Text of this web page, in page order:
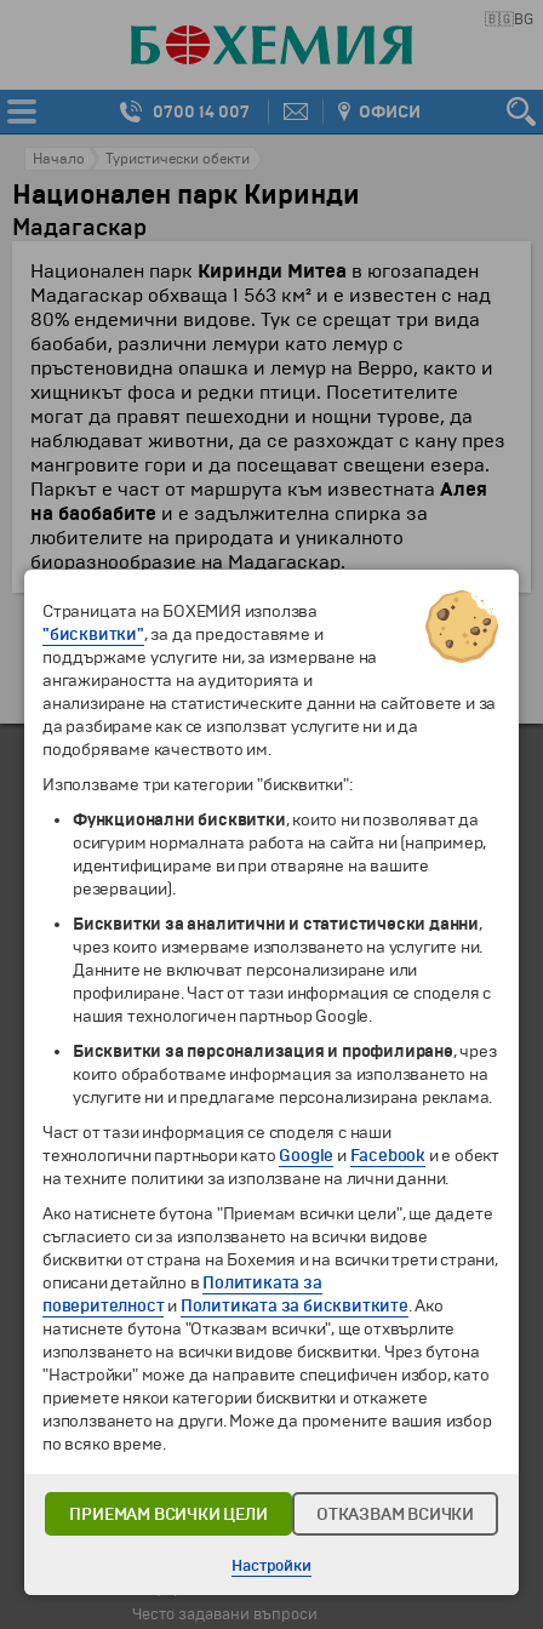
🇧🇬BG
0700 14 007 ОФИСИ
Начало Туристически обекти
Национален парк Киринди
Мадагаскар
Национален парк Киринди Митеа в югозападен
Мадагаскар обхваща 1 563 км² и е известен с над
80% ендемични видове. Тук се срещат три вида
баобаби, различни лемури като лемур с
пръстеновидна опашка и лемур на Верро, както и
хищникът фоса и редки птици. Посетителите
могат да правят пешеходни и нощни турове, да
наблюдават животни, да се разхождат с кану през
мангровите гори и да посещават свещени езера.
Паркът е част от маршрута към известната Алея
на баобабите и е задължителна спирка за
любителите на природата и уникалното
биоразнообразие на Мадагаскар.
Екскурзии и почивки до Мадагаскар »
© 1994-2026 Бохемия ООД.Всички права запазени.
Екскурзии и почивки
Направления
Календар
Всички програми от А до Я
Промоции
Горещи оферти
Потвърдени дати
Празници
Оферта на деня
Туристически обекти
Хотелски резервации
Корпоративно обслужване
Често задавани въпроси
Страницата на БОХЕМИЯ използва
"бисквитки", за да предоставяме и
поддържаме услугите ни, за измерване на
ангажираността на аудиторията и
анализиране на статистическите данни на сайтовете и за
да разбираме как се използват услугите ни и да
подобряваме качеството им.
Използваме три категории "бисквитки":
Функционални бисквитки, които ни позволяват да
осигурим нормалната работа на сайта ни (например,
идентифицираме ви при отваряне на вашите
резервации).
Бисквитки за аналитични и статистически данни,
чрез които измерваме използването на услугите ни.
Данните не включват персонализиране или
профилиране. Част от тази информация се споделя с
нашия технологичен партньор Google.
Бисквитки за персонализация и профилиране, чрез
които обработваме информация за използването на
услугите ни и предлагаме персонализирана реклама.
Част от тази информация се споделя с наши
технологични партньори като Google и Facebook и е обект
на техните политики за използване на лични данни.
Ако натиснете бутона "Приемам всички цели", ще дадете
съгласието си за използването на всички видове
бисквитки от страна на Бохемия и на всички трети страни,
описани детайлно в Политиката за
поверителности Политиката за бисквитките. Ако
натиснете бутона "Отказвам всички", ще отхвърлите
използването на всички видове бисквитки. Чрез бутона
"Настройки" може да направите специфичен избор, като
приемете някои категории бисквитки и откажете
използването на други. Може да промените вашия избор
по всяко време.
ПРИЕМАМ ВСИЧКИ ЦЕЛИ ОТКАЗВАМ ВСИЧКИ
Настройки